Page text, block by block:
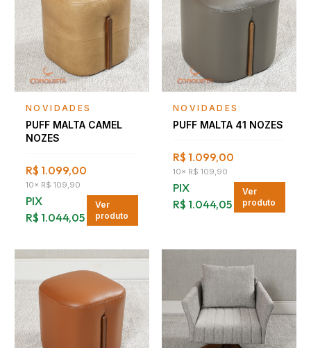
Falar com consultor
NOVIDADES
PUFF MALTA CAMEL
NOZES
R$ 1.099,00
10× R$ 109,90
PIX
R$ 1.044,05
Ver
produto
Falar com consultor
NOVIDADES
PUFF MALTA 41 NOZES
R$ 1.099,00
10× R$ 109,90
PIX
R$ 1.044,05
Ver
produto